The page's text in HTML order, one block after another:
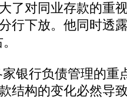
了对同业存款的重
行下放。他同时透
行负债管理的重
结构的变化必然导